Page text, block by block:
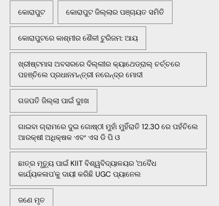
କୋରାପୁଟ କୋରାପୁଟ ଜିଲ୍ଲାର ପଞ୍ଚାୟତ ସମିତି
କୋରାପୁଟରେ କାଶ୍ମୀର ଶୈଳୀ ଟୁରିଜମ: ଆୟ
ଖ୍ରୀଷ୍ଟମାସ ଅବସରରେ ଦିଲ୍ଲୀର କ୍ୟାଥେଡ୍ରାଲ୍ ଚର୍ଚ୍ଚରେ
ପହଞ୍ଚିଲେ ପ୍ରଧାନମନ୍ତ୍ରୀ ନରେନ୍ଦ୍ର ମୋଦୀ
ଗଜପତି ଜିଲ୍ଲା ପାଇଁ ଦୁଃଖ
ଗାଇବା ଗ୍ରାମରେ ଦୁଇ ଗୋଷ୍ଠୀ ମୁହାଁ ମୁହିଁରାତି 12.30 ରେ ପହଁଚିଲେ
ଆରକ୍ଷୀ ଅଧିକ୍ଷକ ଏବଂ ଏସ ଡି ପି ଓ
ଛାତ୍ର ମୃତ୍ୟୁ ପାଇଁ KIIT ବିଶ୍ୱବିଦ୍ୟାଳୟର 'ଅବୈଧ
କାର୍ଯ୍ୟକଳାପ'କୁ ଦାୟୀ କରିଛି UGC ପ୍ୟାନେଲ
ଜଣେ ମୃତ